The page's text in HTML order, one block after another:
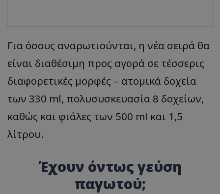
Για όσους αναρωτιούνται, η νέα σειρά θα
είναι διαθέσιμη προς αγορά σε τέσσερις
διαφορετικές μορφές – ατομικά δοχεία
των 330 ml, πολυσυσκευασία 8 δοχείων,
καθώς και φιάλες των 500 ml και 1,5
λίτρου.
Έχουν όντως γεύση
παγωτού;